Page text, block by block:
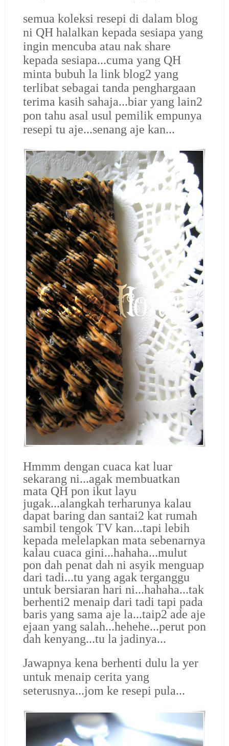
semua koleksi resepi di dalam blog
ni QH halalkan kepada sesiapa yang
ingin mencuba atau nak share
kepada sesiapa...cuma yang QH
minta bubuh la link blog2 yang
terlibat sebagai tanda penghargaan
terima kasih sahaja...biar yang lain2
pon tahu asal usul pemilik empunya
resepi tu aje...senang aje kan...
Hmmm dengan cuaca kat luar
sekarang ni...agak membuatkan
mata QH pon ikut layu
jugak...alangkah terharunya kalau
dapat baring dan santai2 kat rumah
sambil tengok TV kan...tapi lebih
kepada melelapkan mata sebenarnya
kalau cuaca gini...hahaha...mulut
pon dah penat dah ni asyik menguap
dari tadi...tu yang agak terganggu
untuk bersiaran hari ni...hahaha...tak
berhenti2 menaip dari tadi tapi pada
baris yang sama aje la...taip2 ade aje
ejaan yang salah...hehehe...perut pon
dah kenyang...tu la jadinya...
Jawapnya kena berhenti dulu la yer
untuk menaip cerita yang
seterusnya...jom ke resepi pula...